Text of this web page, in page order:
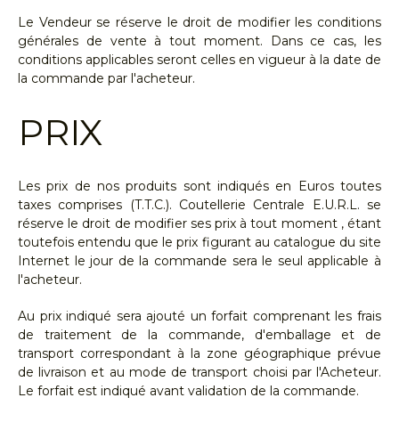
Le Vendeur se réserve le droit de modifier les conditions
générales de vente à tout moment. Dans ce cas, les
conditions applicables seront celles en vigueur à la date de
la commande par l'acheteur.
PRIX
Les prix de nos produits sont indiqués en Euros toutes
taxes comprises (T.T.C.). Coutellerie Centrale E.U.R.L. se
réserve le droit de modifier ses prix à tout moment , étant
toutefois entendu que le prix figurant au catalogue du site
Internet le jour de la commande sera le seul applicable à
l'acheteur.
Au prix indiqué sera ajouté un forfait comprenant les frais
de traitement de la commande, d'emballage et de
transport correspondant à la zone géographique prévue
de livraison et au mode de transport choisi par l'Acheteur.
Le forfait est indiqué avant validation de la commande.